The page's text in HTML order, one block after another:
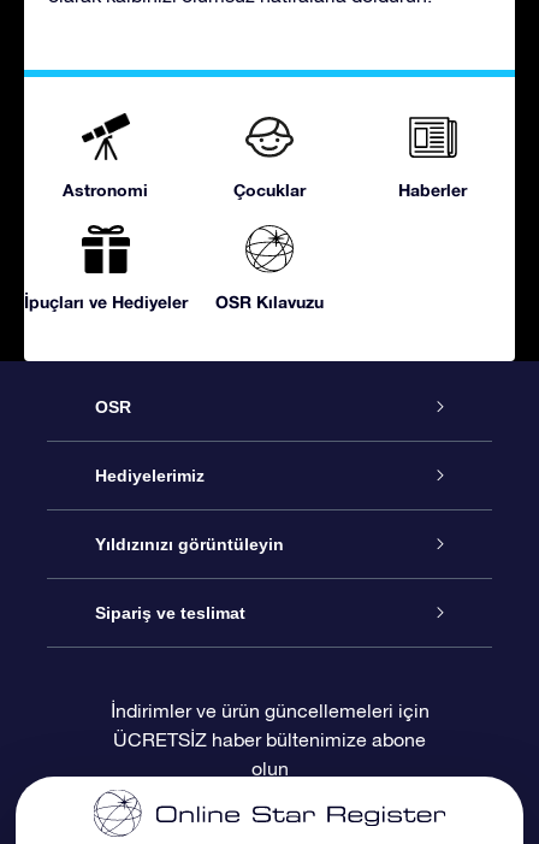
Astronomi Çocuklar Haberler
İpuçları ve Hediyeler OSR Kılavuzu
OSR
Hizmet
İletişim
Blogu
Değerlendirmeler
Hediyelerimiz
Çevrimiçi Yıldız Hediyesi
OSR Hediye Paketi
OSR Hediye Kartı
Kurumsal hediyeler
Yıldızınızı görüntüleyin
Star Register
Kişiselleştirilmiş Yıldız Sayfası
Bir Milyon Yıldız
Sipariş ve teslimat
Ödeme bilgileri
Sevkiyat bilgileri
İndirimler ve ürün güncellemeleri için
ÜCRETSİZ haber bültenimize abone
olun